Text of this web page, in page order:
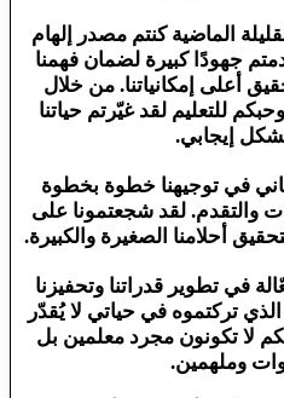
الماضية كنتم مصدر إلهام
جهودًا كبيرة لضمان فهمنا
أعلى إمكانياتنا. من خلال
للتعليم لقد غيّرتم حياتنا
إيجابي.
في توجيهنا خطوة بخطوة
والتقدم. لقد شجعتمونا على
أحلامنا الصغيرة والكبيرة.
في تطوير قدراتنا وتحفيزنا
الذي تركتموه في حياتي لا يُقدّر
لا تكونون مجرد معلمين بل
وملهمين.